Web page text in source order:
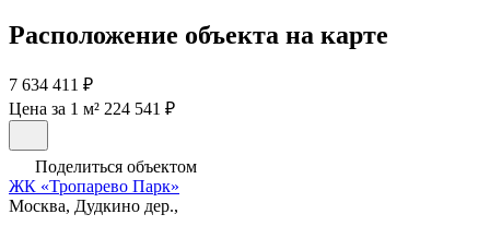
Расположение объекта на карте
7 634 411 ₽
Цена за 1 м² 224 541 ₽
Поделиться объектом
ЖК «Тропарево Парк»
Москва, Дудкино дер.,